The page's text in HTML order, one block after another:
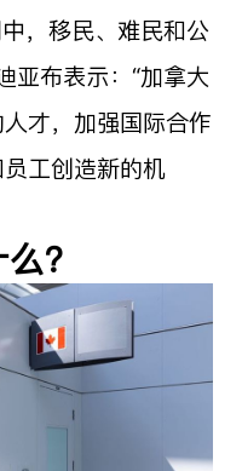
，移民、难民和公
亚布表示：“加拿大
才，加强国际合作
工创造新的机
？